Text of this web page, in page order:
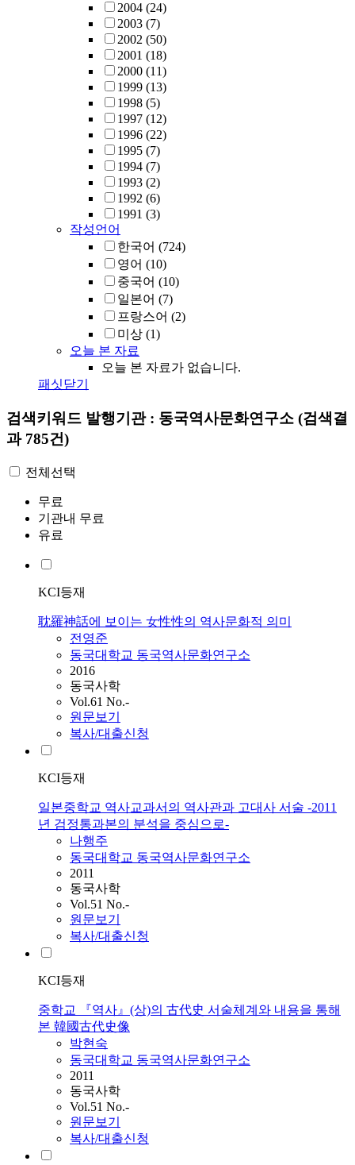
2004 (24)
2003 (7)
2002 (50)
2001 (18)
2000 (11)
1999 (13)
1998 (5)
1997 (12)
1996 (22)
1995 (7)
1994 (7)
1993 (2)
1992 (6)
1991 (3)
작성언어
한국어 (724)
영어 (10)
중국어 (10)
일본어 (7)
프랑스어 (2)
미상 (1)
오늘 본 자료
오늘 본 자료가 없습니다.
패싯닫기
검색키워드 발행기관 : 동국역사문화연구소 (검색결
과 785건)
전체선택
무료
기관내 무료
유료
KCI등재
耽羅神話에 보이는 女性性의 역사문화적 의미
전영준
동국대학교 동국역사문화연구소
2016
동국사학
Vol.61 No.-
원문보기
복사/대출신청
KCI등재
일본중학교 역사교과서의 역사관과 고대사 서술 -2011
년 검정통과본의 분석을 중심으로-
나행주
동국대학교 동국역사문화연구소
2011
동국사학
Vol.51 No.-
원문보기
복사/대출신청
KCI등재
중학교 『역사』(상)의 古代史 서술체계와 내용을 통해
본 韓國古代史像
박현숙
동국대학교 동국역사문화연구소
2011
동국사학
Vol.51 No.-
원문보기
복사/대출신청